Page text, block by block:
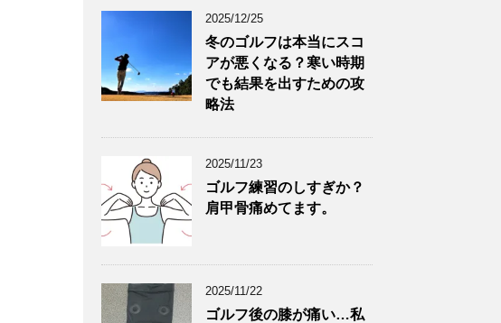
2025/12/25
冬のゴルフは本当にスコ
アが悪くなる？寒い時期
でも結果を出すための攻
略法
2025/11/23
ゴルフ練習のしすぎか？
肩甲骨痛めてます。
2025/11/22
ゴルフ後の膝が痛い…私